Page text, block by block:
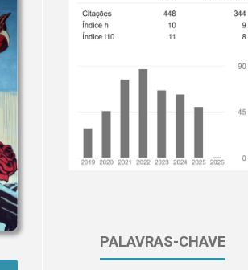
PALAVRAS-CHAVE